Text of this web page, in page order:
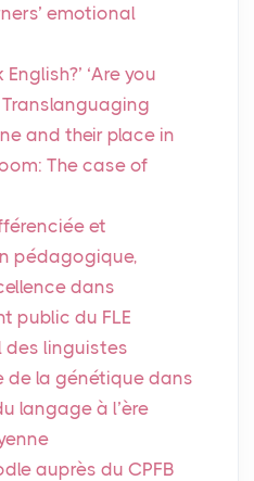
emotional
‘Are you
Translanguaging
and their place in
The case of
et
pédagogique,
dans
public du FLE
des linguistes
de la génétique dans
langage à l’ère
auprès du CPFB